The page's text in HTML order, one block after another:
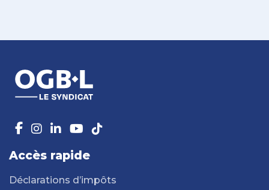
Accès rapide
Déclarations d’impôts